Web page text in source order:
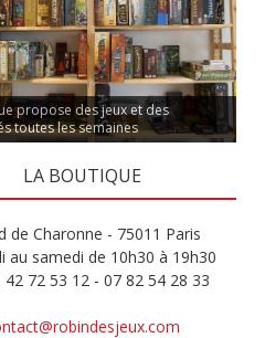
propose des jeux et des
toutes les semaines
LA BOUTIQUE
de Charonne - 75011 Paris
au samedi de 10h30 à 19h30
42 72 53 12 - 07 82 54 28 33